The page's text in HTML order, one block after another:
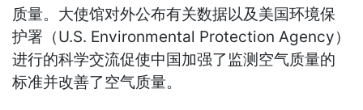
质量。大使馆对外公布有关数据以及美国环境保
护署（U.S. Environmental Protection Agency）
进行的科学交流促使中国加强了监测空气质量的
标准并改善了空气质量。